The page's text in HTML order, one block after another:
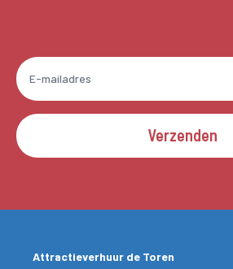
Verzenden
Attractieverhuur de Toren